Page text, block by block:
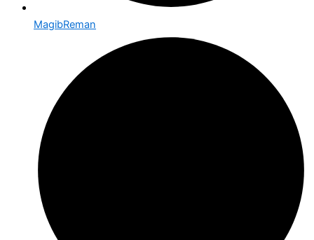
MagibReman